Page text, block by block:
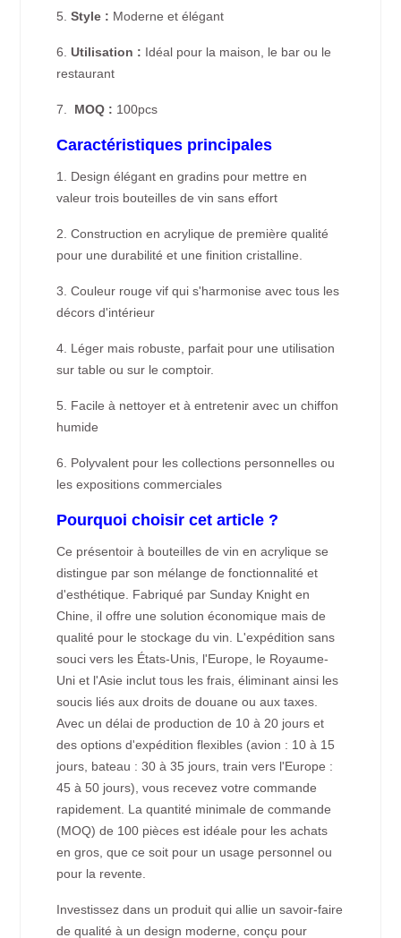
5.Style : Moderne et élégant
6.Utilisation : Idéal pour la maison, le bar ou le
restaurant
7. MOQ : 100pcs
Caractéristiques principales
1. Design élégant en gradins pour mettre en
valeur trois bouteilles de vin sans effort
2. Construction en acrylique de première qualité
pour une durabilité et une finition cristalline.
3. Couleur rouge vif qui s'harmonise avec tous les
décors d'intérieur
4. Léger mais robuste, parfait pour une utilisation
sur table ou sur le comptoir.
5. Facile à nettoyer et à entretenir avec un chiffon
humide
6. Polyvalent pour les collections personnelles ou
les expositions commerciales
Pourquoi choisir cet article ?
Ce présentoir à bouteilles de vin en acrylique se
distingue par son mélange de fonctionnalité et
d'esthétique. Fabriqué par Sunday Knight en
Chine, il offre une solution économique mais de
qualité pour le stockage du vin. L'expédition sans
souci vers les États-Unis, l'Europe, le Royaume-
Uni et l'Asie inclut tous les frais, éliminant ainsi les
soucis liés aux droits de douane ou aux taxes.
Avec un délai de production de 10 à 20 jours et
des options d'expédition flexibles (avion : 10 à 15
jours, bateau : 30 à 35 jours, train vers l'Europe :
45 à 50 jours), vous recevez votre commande
rapidement. La quantité minimale de commande
(MOQ) de 100 pièces est idéale pour les achats
en gros, que ce soit pour un usage personnel ou
pour la revente.
Investissez dans un produit qui allie un savoir-faire
de qualité à un design moderne, conçu pour